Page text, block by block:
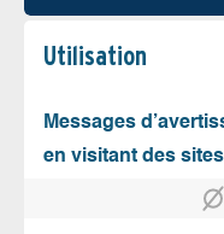
Utilisation
Messages
en visitant des